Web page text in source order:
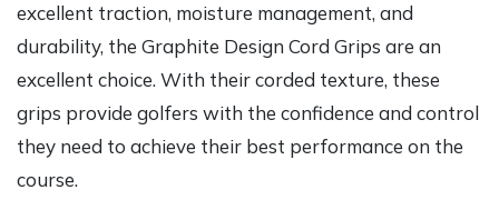
excellent traction, moisture management, and
durability, the Graphite Design Cord Grips are an
excellent choice. With their corded texture, these
grips provide golfers with the confidence and control
they need to achieve their best performance on the
course.